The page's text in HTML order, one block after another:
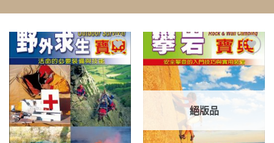
加入
「願
望清
單」
加入
「願
望清
單」
絕版品